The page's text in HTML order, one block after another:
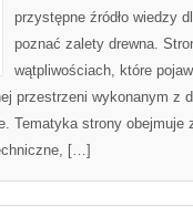
przystępne źródło wiedzy
poznać zalety drewna.
wątpliwościach, które
przestrzeni wykonanym z
Tematyka strony obejmuje
[…]